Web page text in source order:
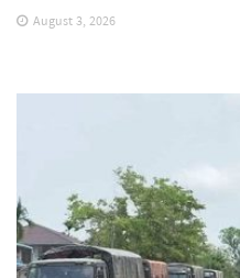
August 3, 2026